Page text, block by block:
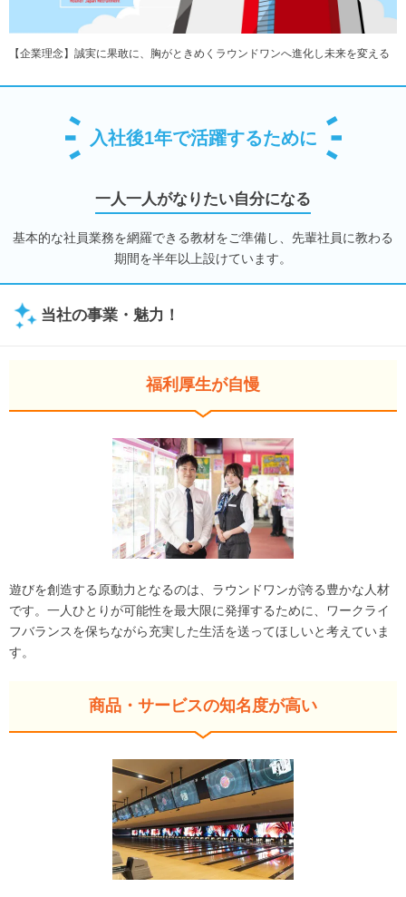
【企業理念】誠実に果敢に、胸がときめくラウンドワンへ進化し未来を変える
入社後1年で活躍するために
一人一人がなりたい自分になる
基本的な社員業務を網羅できる教材をご準備し、先輩社員に教わる
期間を半年以上設けています。
当社の事業・魅力！
福利厚生が自慢
遊びを創造する原動力となるのは、ラウンドワンが誇る豊かな人材
です。一人ひとりが可能性を最大限に発揮するために、ワークライ
フバランスを保ちながら充実した生活を送ってほしいと考えていま
す。
商品・サービスの知名度が高い